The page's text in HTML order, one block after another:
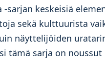
-sarjan keskeisiä
sekä kulttuurista
näyttelijöiden
tämä sarja on noussut